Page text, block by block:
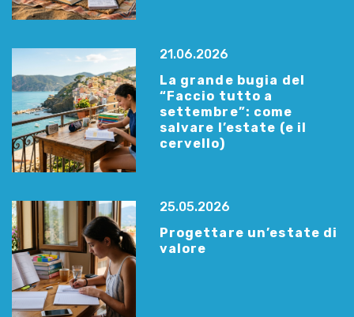
21.06.2026
La grande bugia del
“Faccio tutto a
settembre”: come
salvare l’estate (e il
cervello)
25.05.2026
Progettare un’estate di
valore